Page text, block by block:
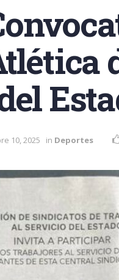
10, 2025 in Deportes